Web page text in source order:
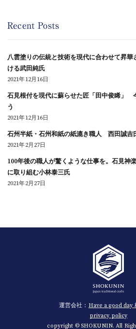
Recent Posts
八雲塗りの伝統と技術を現代に合わせて昇
ける武田純氏
2021年12月16日
石見根付を現代に蘇らせた匠「田中俊睎」
う
2021年12月16日
石州半紙・石州和紙の紙漉き職人 西田誠吉
2021年2月27日
100年後の職人が驚くような仕事を。石見神
に取り組む小林泰三氏
2021年2月27日
運営会社： Have a good day
privacy policy
copyright © SHOKUNIN. All